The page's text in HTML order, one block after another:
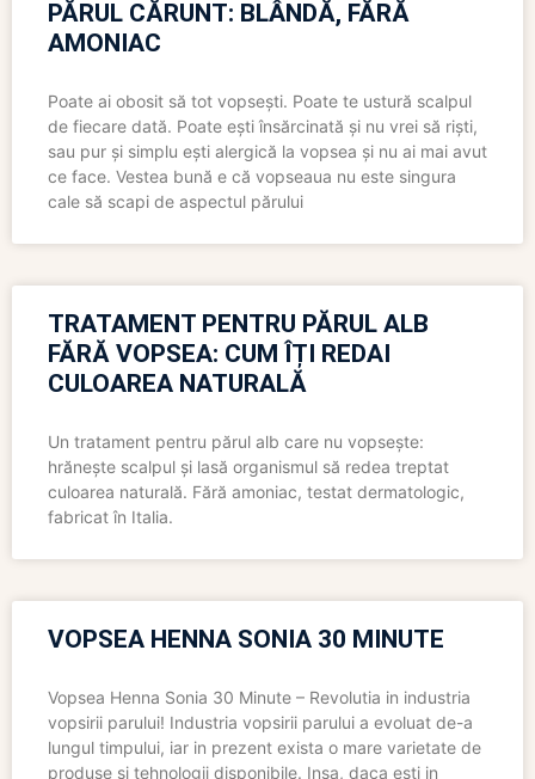
PĂRUL CĂRUNT: BLÂNDĂ, FĂRĂ
AMONIAC
Poate ai obosit să tot vopsești. Poate te ustură scalpul
de fiecare dată. Poate ești însărcinată și nu vrei să riști,
sau pur și simplu ești alergică la vopsea și nu ai mai avut
ce face. Vestea bună e că vopseaua nu este singura
cale să scapi de aspectul părului
TRATAMENT PENTRU PĂRUL ALB
FĂRĂ VOPSEA: CUM ÎȚI REDAI
CULOAREA NATURALĂ
Un tratament pentru părul alb care nu vopsește:
hrănește scalpul și lasă organismul să redea treptat
culoarea naturală. Fără amoniac, testat dermatologic,
fabricat în Italia.
VOPSEA HENNA SONIA 30 MINUTE
Vopsea Henna Sonia 30 Minute – Revolutia in industria
vopsirii parului! Industria vopsirii parului a evoluat de-a
lungul timpului, iar in prezent exista o mare varietate de
produse si tehnologii disponibile. Insa, daca esti in